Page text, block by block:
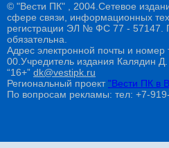
© "Вести ПК" , 2004.Сетевое
сфере связи, информационных
регистрации ЭЛ № ФС 77 - 57147.
обязательна.
Адрес электронной почты и
00.Учредитель издания Калядин
“16+” dk@vestipk.ru
Региональный проект"Вести ПК в
По вопросам рекламы: тел: +7-